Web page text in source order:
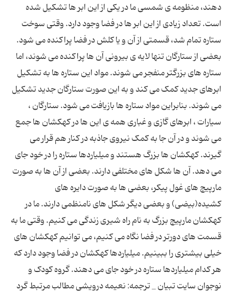
دهند، منظومه ی شمسی ما در یکی از این ابر ها تشکیل شده
است. تعداد زیادی از این ابر ها در فضا وجود دارد. وقتی سوخت
ستاره تمام شد، قسمتی از آن و یا کلش در فضا پراکنده می شود.
بعضی از ستارگان تنها لایه ی بیرونی آن ها پراکنده می شوند، اما
ستاره های بزرگتر منفجر می شوند. مواد این ستاره ها به تشکیل
ابرهای جدید کمک می کند و به این صورت ستارگان جدید تشکیل
می شوند. بنابراین مواد ستاره ها بازیافت می شود. ستارگان ،
سیارات ، ابرهای گازی و غباری همه ی این ها در کهکشان ها جمع
می شوند و در آن جا به کمک نیروی جاذبه در کنار هم قرار می
گیرند. کهکشان ها بزرگ هستند و میلیاردها ستاره را در خود جای
می دهد. آن ها شکل های مختلفی دارند. بعضی از آن ها به صورت
مارپیچ های غول پیکر، بعضی ها به صورت دایره های
کشیده(بیضی) و بعضی دیگر شکل های نامنظمی دارند. ما در
کهکشان مارپیچ بزرگ به نام راه شیری زندگی می کنیم. وقتی ما به
قسمت های دورتر در فضا نگاه می کنیم، می توانیم کهکشان های
خیلی بیشتری را ببینیم. میلیاردها کهکشان در فضا وجود دارد که
هر کدام میلیاردها ستاره در خود جای می دهند. گروه کودک و
نوجوان سایت تبیان _ ترجمه: نعیمه درویشی مطالب مرتبط گرد